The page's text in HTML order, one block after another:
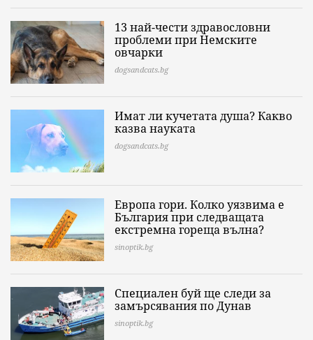
13 най-чести здравословни
проблеми при Немските
овчарки
dogsandcats.bg
Имат ли кучетата душа? Какво
казва науката
dogsandcats.bg
Европа гори. Колко уязвима е
България при следващата
екстремна гореща вълна?
sinoptik.bg
Специален буй ще следи за
замърсявания по Дунав
sinoptik.bg